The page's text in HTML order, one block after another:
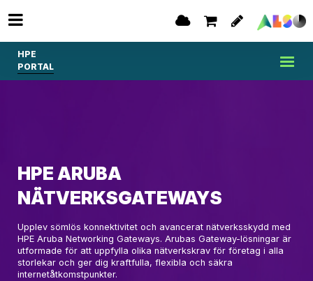
HPE
PORTAL
HPE ARUBA
NÄTVERKSGATEWAYS
Upplev sömlös konnektivitet och avancerat nätverksskydd med
HPE Aruba Networking Gateways. Arubas Gateway-lösningar är
utformade för att uppfylla olika nätverkskrav för företag i alla
storlekar och ger dig kraftfulla, flexibla och säkra
internetåtkomstpunkter.